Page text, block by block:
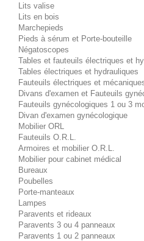
Lits valise
Lits en bois
Marchepieds
Pieds à sérum et Porte-bouteille
Négatoscopes
Tables et fauteuils électriques et
Tables électriques et hydrauliques
Fauteuils électriques et
Divans d'examen et Fauteuils
Fauteuils gynécologiques 1 ou 3
Divan d'examen gynécologique
Mobilier ORL
Fauteuils O.R.L.
Armoires et mobilier O.R.L.
Mobilier pour cabinet médical
Bureaux
Poubelles
Porte-manteaux
Lampes
Paravents et rideaux
Paravents 3 ou 4 panneaux
Paravents 1 ou 2 panneaux